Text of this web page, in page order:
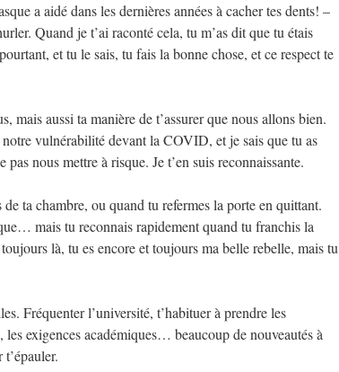
a aidé dans les dernières années à cacher tes dents! –
Quand je t’ai raconté cela, tu m’as dit que tu étais
et tu le sais, tu fais la bonne chose, et ce respect te
mais aussi ta manière de t’assurer que nous allons bien.
notre vulnérabilité devant la COVID, et je sais que tu as
nous mettre à risque. Je t’en suis reconnaissante.
ta chambre, ou quand tu refermes la porte en quittant.
mais tu reconnais rapidement quand tu franchis la
là, tu es encore et toujours ma belle rebelle, mais tu
Fréquenter l’université, t’habituer à prendre les
exigences académiques… beaucoup de nouveautés à